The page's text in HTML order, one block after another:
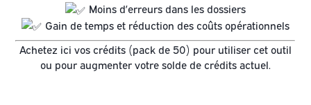
Moins d’erreurs dans les dossiers
Gain de temps et réduction des coûts opérationnels
Achetez ici vos crédits (pack de 50) pour utiliser cet outil
ou pour augmenter votre solde de crédits actuel.